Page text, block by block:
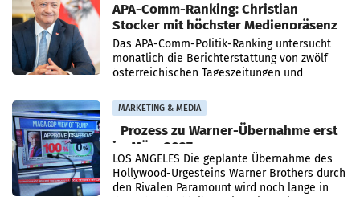
APA-Comm-Ranking: Christian
Stocker mit höchster Medienpräsenz
im Juli
Das APA-Comm-Politik-Ranking untersucht
monatlich die Berichterstattung von zwölf
österreichischen Tageszeitungen und
analysiert, welche Politikerinnen und
Politiker Österreichs die
MARKETING & MEDIA
Prozess zu Warner-Übernahme erst
im März 2027
LOS ANGELES Die geplante Übernahme des
Hollywood-Urgesteins Warner Brothers durch
den Rivalen Paramount wird noch lange in